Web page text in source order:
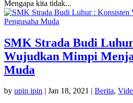
Mengapa kita tidak...
SMK Strada Budi
Wujudkan Mimpi
Muda
by upin ipin | Jan 18, 2021 | Berita,